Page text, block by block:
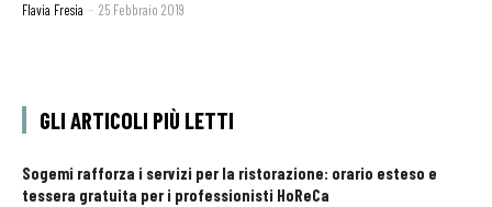
Flavia Fresia - 25 Febbraio 2019
GLI ARTICOLI PIÙ LETTI
Sogemi rafforza i servizi per la ristorazione: orario esteso e
tessera gratuita per i professionisti HoReCa